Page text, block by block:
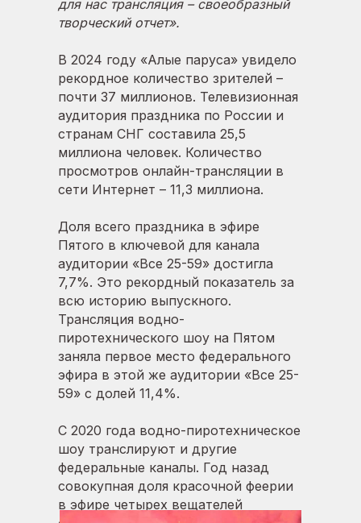
для нас трансляция – своеобразный
творческий отчет».
В 2024 году «Алые паруса» увидело
рекордное количество зрителей –
почти 37 миллионов. Телевизионная
аудитория праздника по России и
странам СНГ составила 25,5
миллиона человек. Количество
просмотров онлайн-трансляции в
сети Интернет – 11,3 миллиона.
Доля всего праздника в эфире
Пятого в ключевой для канала
аудитории «Все 25-59» достигла
7,7%. Это рекордный показатель за
всю историю выпускного.
Трансляция водно-
пиротехнического шоу на Пятом
заняла первое место федерального
эфира в этой же аудитории «Все 25-
59» с долей 11,4%.
С 2020 года водно-пиротехническое
шоу транслируют и другие
федеральные каналы. Год назад
совокупная доля красочной феерии
в эфире четырех вещателей